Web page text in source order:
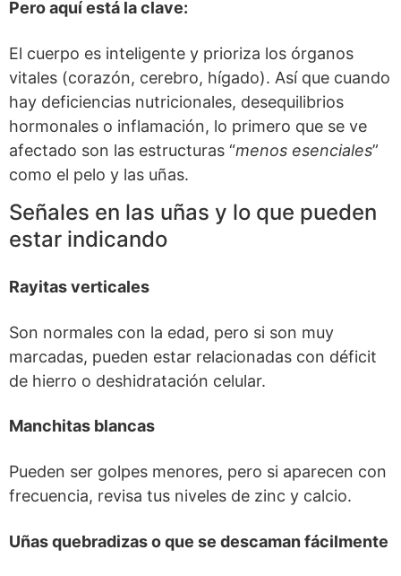
Pero aquí está la clave:
El cuerpo es inteligente y prioriza los órganos
vitales (corazón, cerebro, hígado). Así que cuando
hay deficiencias nutricionales, desequilibrios
hormonales o inflamación, lo primero que se ve
afectado son las estructuras “menos esenciales”
como el pelo y las uñas.
Señales en las uñas y lo que pueden
estar indicando
Rayitas verticales
Son normales con la edad, pero si son muy
marcadas, pueden estar relacionadas con déficit
de hierro o deshidratación celular.
Manchitas blancas
Pueden ser golpes menores, pero si aparecen con
frecuencia, revisa tus niveles de zinc y calcio.
Uñas quebradizas o que se descaman fácilmente